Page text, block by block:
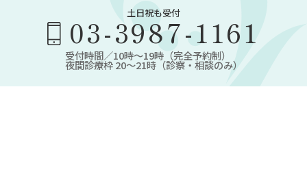
土日祝も受付
03-3987-1161
受付時間／10時～19時（完全予約制）
夜間診療枠 20～21時（診察・相談のみ）